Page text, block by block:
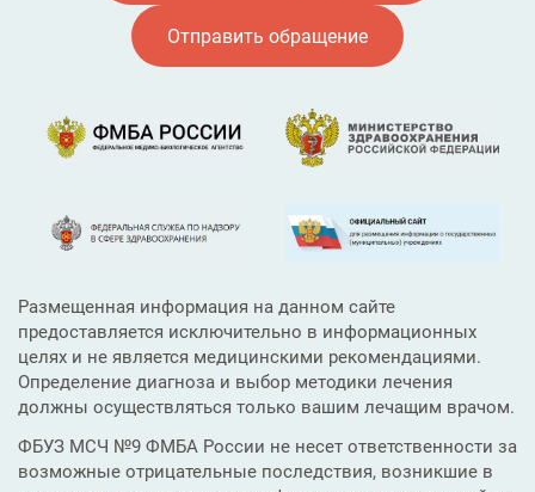
Отправить обращение
Размещенная информация на данном сайте
предоставляется исключительно в информационных
целях и не является медицинскими рекомендациями.
Определение диагноза и выбор методики лечения
должны осуществляться только вашим лечащим врачом.
ФБУЗ МСЧ №9 ФМБА России не несет ответственности за
возможные отрицательные последствия, возникшие в